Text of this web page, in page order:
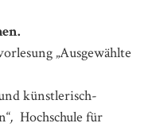
„Ausgewählte
künstlerisch-
, Hochschule für